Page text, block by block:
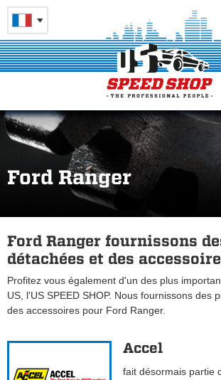
Ford Ranger
Ford Ranger fournissons
détachées et des
Profitez vous également d'un des plus
US, l'US SPEED SHOP. Nous fournissons des
des accessoires pour Ford Ranger.
Accel
fait désormais partie